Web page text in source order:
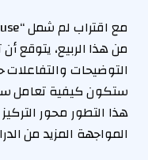
من هذا الربيع، يتوقع
التوضيحات
ستكون كيفية تعامل
هذا التطور محور
المواجهة المزيد من